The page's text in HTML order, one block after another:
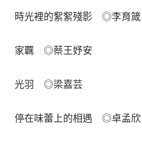
時光裡的絮絮殘影 ◎李育箴
家覊 ◎蔡王妤安
光羽 ◎梁嘉芸
停在味蕾上的相遇 ◎卓孟欣